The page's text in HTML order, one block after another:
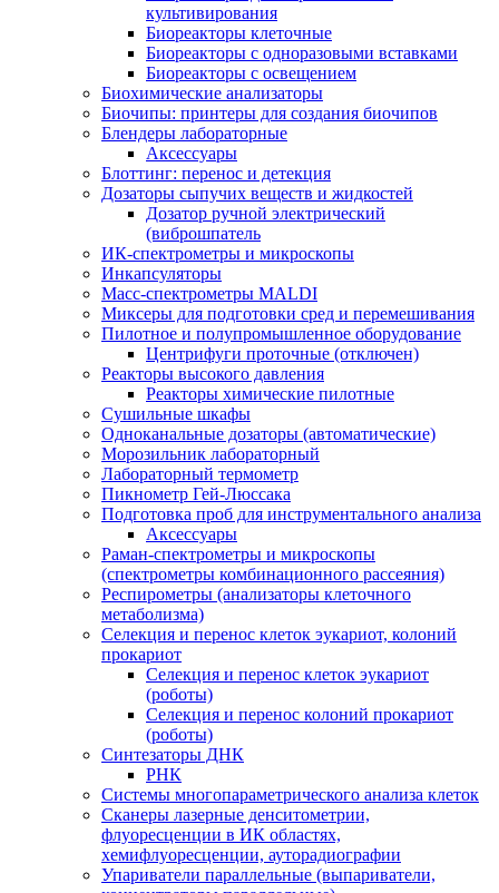
культивирования
Биореакторы клеточные
Биореакторы с одноразовыми вставками
Биореакторы с освещением
Биохимические анализаторы
Биочипы: принтеры для создания биочипов
Блендеры лабораторные
Аксессуары
Блоттинг: перенос и детекция
Дозаторы сыпучих веществ и жидкостей
Дозатор ручной электрический
(виброшпатель
ИК-спектрометры и микроскопы
Инкапсуляторы
Масс-спектрометры MALDI
Миксеры для подготовки сред и перемешивания
Пилотное и полупромышленное оборудование
Центрифуги проточные (отключен)
Реакторы высокого давления
Реакторы химические пилотные
Сушильные шкафы
Одноканальные дозаторы (автоматические)
Морозильник лабораторный
Лабораторный термометр
Пикнометр Гей-Люссака
Подготовка проб для инструментального анализа
Аксессуары
Раман-спектрометры и микроскопы
(спектрометры комбинационного рассеяния)
Респирометры (анализаторы клеточного
метаболизма)
Селекция и перенос клеток эукариот, колоний
прокариот
Селекция и перенос клеток эукариот
(роботы)
Селекция и перенос колоний прокариот
(роботы)
Синтезаторы ДНК
РНК
Системы многопараметрического анализа клеток
Сканеры лазерные денситометрии,
флуоресценции в ИК областях,
хемифлуоресценции, ауторадиографии
Упариватели параллельные (выпариватели,